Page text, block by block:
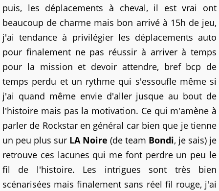
puis, les déplacements à cheval, il est vrai ont
beaucoup de charme mais bon arrivé à 15h de jeu,
j'ai tendance à privilégier les déplacements auto
pour finalement ne pas réussir à arriver à temps
pour la mission et devoir attendre, bref bcp de
temps perdu et un rythme qui s'essoufle même si
j'ai quand même envie d'aller jusque au bout de
l'histoire mais pas la motivation. Ce qui m'amène à
parler de Rockstar en général car bien que je tienne
un peu plus sur LA Noire (de team Bondi, je sais) je
retrouve ces lacunes qui me font perdre un peu le
fil de l'histoire. Les intrigues sont très bien
scénarisées mais finalement sans réel fil rouge, j'ai